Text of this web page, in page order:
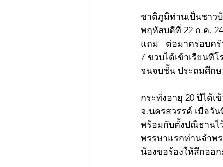
ชาติภูมิท่านเป็นชาว
พฤหัสบดีที่ 22 ก.ค.
แถม   ต่อมาครอบครั
7 ขวบได้เข้าเรียนที่
จนจบชั้น ประถมศึก
กระทั่งอายุ 20 ปีได้
จ.นครสวรรค์ เมื่อวั
พร้อมกับตั้งปณิธานไ
พรรษาแรกท่านจำพ
น้องขอร้องให้สึกออ